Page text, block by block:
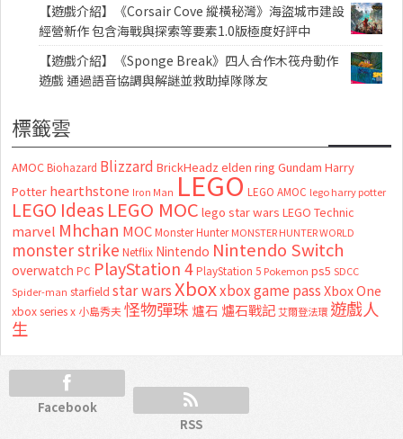
【遊戲介紹】《Corsair Cove 縱橫秘灣》海盜城市建設
經營新作 包含海戰與探索等要素1.0版極度好評中
【遊戲介紹】《Sponge Break》四人合作木筏舟動作
遊戲 通過語音協調與解謎並救助掉隊隊友
標籤雲
AMOC Biohazard Blizzard BrickHeadz elden ring Gundam Harry
Potter hearthstone Iron Man LEGO LEGO AMOC lego harry potter
LEGO Ideas LEGO MOC lego star wars LEGO Technic
marvel Mhchan MOC Monster Hunter MONSTER HUNTER WORLD
monster strike Netflix Nintendo Nintendo Switch
overwatch PC PlayStation 4 PlayStation 5 Pokemon ps5 SDCC
Spider-man starfield star wars Xboxxbox game passXbox One
xbox series x 小島秀夫怪物彈珠 爐石 爐石戰記艾爾登法環 遊戲人
生
Facebook
RSS